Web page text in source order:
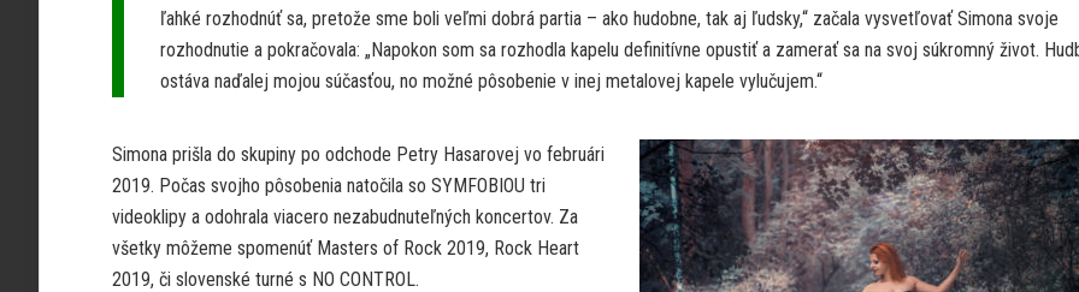
ľahké rozhodnúť sa, pretože sme boli veľmi dobrá partia – ako hudobne, tak aj ľudsky,“ začala vysvetľovať Simona svoje
rozhodnutie a pokračovala: „Napokon som sa rozhodla kapelu definitívne opustiť a zamerať sa na svoj súkromný život.
ostáva naďalej mojou súčasťou, no možné pôsobenie v inej metalovej kapele vylučujem.“
Simona prišla do skupiny po odchode Petry Hasarovej vo februári
2019. Počas svojho pôsobenia natočila so SYMFOBIOU tri
videoklipy a odohrala viacero nezabudnuteľných koncertov. Za
všetky môžeme spomenúť Masters of Rock 2019, Rock Heart
2019, či slovenské turné s NO CONTROL.